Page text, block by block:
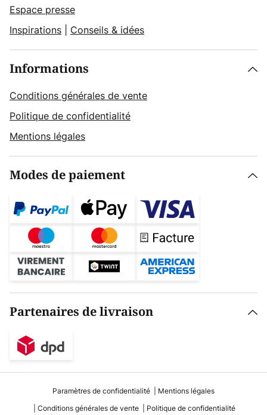
Espace presse
Inspirations
Conseils & idées
Informations
Conditions générales de vente
Politique de confidentialité
Mentions légales
Modes de paiement
Partenaires de livraison
Paramètres de confidentialité
Mentions légales
Conditions générales de vente
Politique de confidentialité